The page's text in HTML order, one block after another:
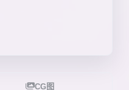
CG图